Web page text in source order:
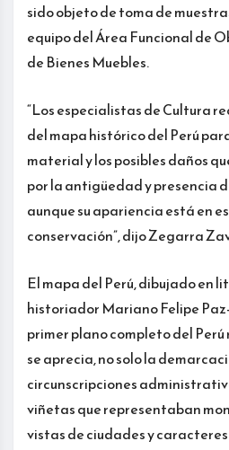
sido objeto de toma de
equipo del Área Funcional de
de Bienes Muebles.
“Los especialistas de Cultura
del mapa histórico del Perú
material y los posibles daños
por la antigüedad y presencia
aunque su apariencia está en
conservación”, dijo Zegarra
El mapa del Perú, dibujado en
historiador Mariano Felipe
primer plano completo del Perú
se aprecia, no solo la
circunscripciones
viñetas que representaban
vistas de ciudades y